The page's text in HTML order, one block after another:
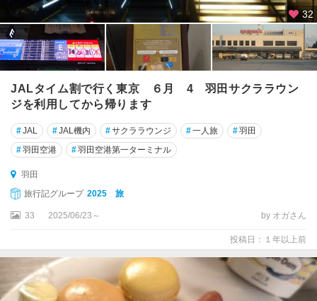
32
JALタイム割で行く東京 ６月 4 羽田サクララウン
ジを利用してから帰ります
#JAL #JAL機内 #サクララウンジ #一人旅 #羽田
#羽田空港 #羽田空港第一ターミナル
羽田
旅行記グループ 2025 旅
33 2025/06/23～ by オガさん
投稿日：１年以上前